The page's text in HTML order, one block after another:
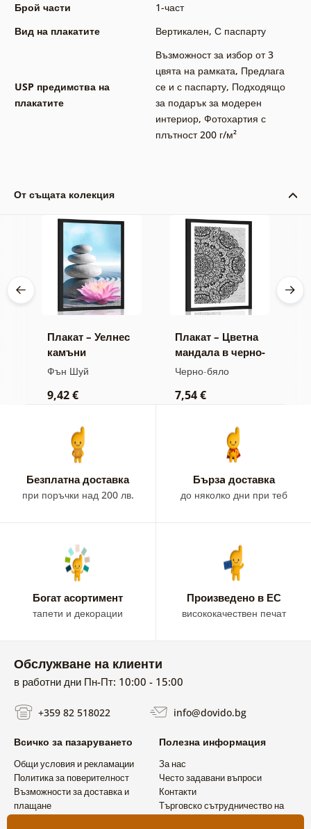
Брой части
1-част
Вид на плакатите
Вертикален, С паспарту
USP предимства на
плакатите
Възможност за избор от 3
цвята на рамката, Предлага
се и с паспарту, Подходящо
за подарък за модерен
интериор, Фотохартия с
плътност 200 г/м²
От същата колекция
Плакат – Уелнес
камъни
Фън Шуй
9,42 €
Плакат – Цветна
мандала в черно-
бял вариант
Черно-бяло
7,54 €
Безплатна доставка
при поръчки над 200 лв.
Бързa доставка
до няколко дни при теб
Богат асортимент
тапети и декорации
Произведено в ЕС
висококачествен печат
Обслужване на клиенти
в работни дни Пн-Пт: 10:00 - 15:00
+359 82 518022 info@dovido.bg
Всичко за пазаруването
Общи условия и рекламации
Политика за поверителност
Възможности за доставка и
плащане
Полезна информация
За нас
Често задавани въпроси
Контакти
Търговско сътрудничество на